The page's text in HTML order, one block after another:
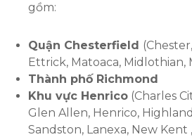
gồm:
Quận Chesterfield
Ettrick, Matoaca, Midlothian,
Thành phố Richmond
Khu vực Henrico (Charles
Glen Allen, Henrico,
Sandston, Lanexa, New Kent